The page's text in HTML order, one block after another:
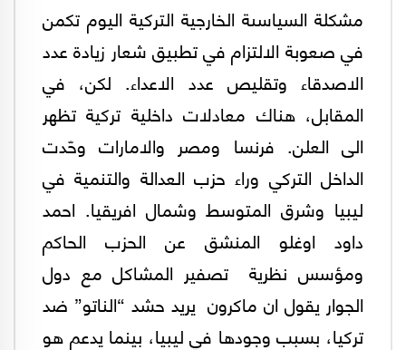
مشكلة السياسىة الخارجية التركية اليوم تكمن
في صعوبة الالتزام في تطبيق شعار زيادة عدد
الاصدقاء وتقليص عدد الاعداء. لكن، في
المقابل، هناك معادلات داخلية تركية تظهر
الى العلن. فرنسا ومصر والامارات وحّدت
الداخل التركي وراء حزب العدالة والتنمية في
ليبيا وشرق المتوسط وشمال افريقيا. احمد
داود اوغلو المنشق عن الحزب الحاكم
ومؤسس نظرية تصفير المشاكل مع دول
الجوار يقول ان ماكرون يريد حشد “الناتو” ضد
تركيا، بسبب وجودها في ليبيا، بينما يدعم هو